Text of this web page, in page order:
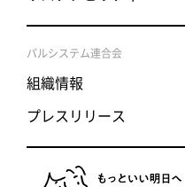
パルシステム連合会
組織情報
プレスリリース